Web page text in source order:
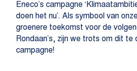
Eneco’s campagne
doen het nu’. Als symbool van
groenere toekomst voor de
Rondaan’s, zijn we trots om dit te
campagne!